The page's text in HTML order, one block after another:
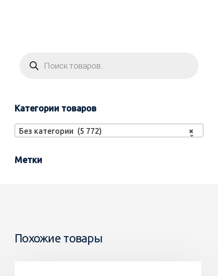
Категории товаров
×
Без категории (5 772)
Метки
Похожие товары